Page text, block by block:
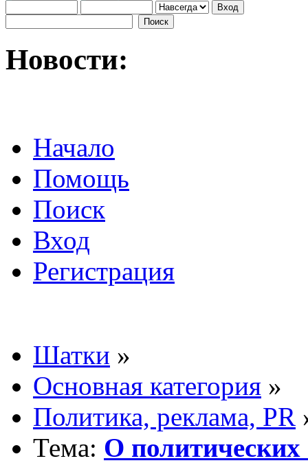
Новости:
Начало
Помощь
Поиск
Вход
Регистрация
Шатки »
Основная категория »
Политика, реклама, PR
Тема: О политических